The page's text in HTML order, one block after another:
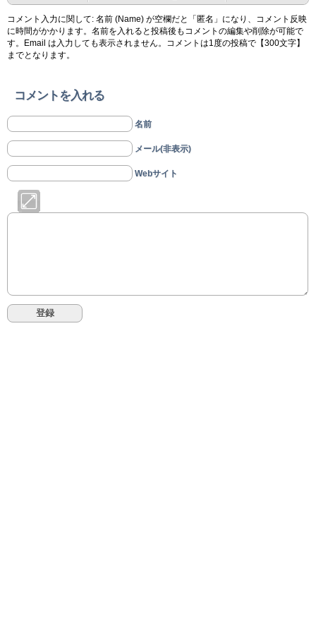
コメント入力に関して: 名前 (Name) が空欄だと「匿名」になり、コメント反映
に時間がかかります。名前を入れると投稿後もコメントの編集や削除が可能で
す。Email は入力しても表示されません。コメントは1度の投稿で【300文字】
までとなります。
コメントを入れる
名前
メール(非表示)
Webサイト